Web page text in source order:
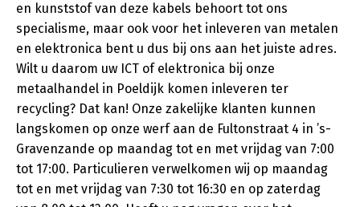
en kunststof van deze kabels behoort tot ons
specialisme, maar ook voor het inleveren van metalen
en elektronica bent u dus bij ons aan het juiste adres.
Wilt u daarom uw ICT of elektronica bij onze
metaalhandel in Poeldijk komen inleveren ter
recycling? Dat kan! Onze zakelijke klanten kunnen
langskomen op onze werf aan de Fultonstraat 4 in ’s-
Gravenzande op maandag tot en met vrijdag van 7:00
tot 17:00. Particulieren verwelkomen wij op maandag
tot en met vrijdag van 7:30 tot 16:30 en op zaterdag